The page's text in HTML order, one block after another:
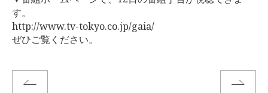
す。
http://www.tv-tokyo.co.jp/gaia/
ぜひご覧ください。